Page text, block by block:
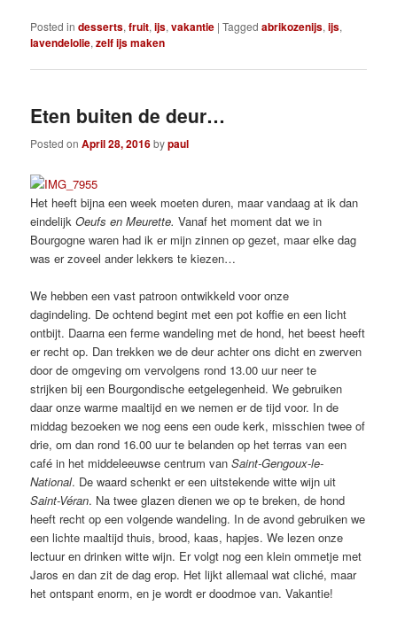
Posted in desserts,fruit,ijs,vakantie |Tagged abrikozenijs,ijs,
lavendelolie,zelf ijs maken
Eten buiten de deur…
Posted onApril 28, 2016bypaul
Het heeft bijna een week moeten duren, maar vandaag at ik dan
eindelijkOeufs en Meurette. Vanaf het moment dat we in
Bourgogne waren had ik er mijn zinnen op gezet, maar elke dag
was er zoveel ander lekkers te kiezen…
We hebben een vast patroon ontwikkeld voor onze
dagindeling. De ochtend begint met een pot koffie en een licht
ontbijt. Daarna een ferme wandeling met de hond, het beest heeft
er recht op. Dan trekken we de deur achter ons dicht en zwerven
door de omgeving om vervolgens rond 13.00 uur neer te
strijken bij een Bourgondische eetgelegenheid. We gebruiken
daar onze warme maaltijd en we nemen er de tijd voor. In de
middag bezoeken we nog eens een oude kerk, misschien twee of
drie, om dan rond 16.00 uur te belanden op het terras van een
café in het middeleeuwse centrum vanSaint-Gengoux-le-
National. De waard schenkt er een uitstekende witte wijn uit
Saint-Véran. Na twee glazen dienen we op te breken, de hond
heeft recht op een volgende wandeling. In de avond gebruiken we
een lichte maaltijd thuis, brood, kaas, hapjes. We lezen onze
lectuur en drinken witte wijn. Er volgt nog een klein ommetje met
Jaros en dan zit de dag erop. Het lijkt allemaal wat cliché, maar
het ontspant enorm, en je wordt er doodmoe van. Vakantie!